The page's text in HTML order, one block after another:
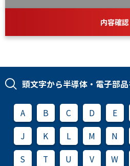
内容確認
頭文字から半導体・電子部
A B C D E
J
K L M N
S
T U V W